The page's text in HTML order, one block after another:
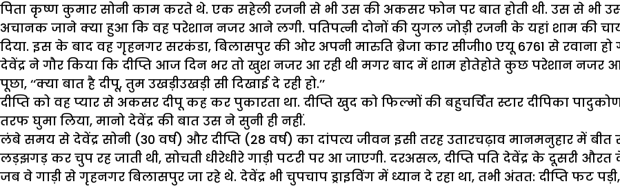
पिता कृष्ण कुमार सोनी काम करते थे. एक सहेली रजनी से भी उस की अकसर फोन पर बात होती थी. उस से भी
अचानक जाने क्या हुआ कि वह परेशान नजर आने लगी. पतिपत्नी दोनों की युगल जोड़ी रजनी के यहां शाम की
दिया. इस के बाद वह गृहनगर सरकंडा, बिलासपुर की ओर अपनी मारुति ब्रेजा कार सीजी10 एयू 6761 से रवाना हो
देवेंद्र ने गौर किया कि दीप्ति आज दिन भर तो खुश नजर आ रही थी मगर बाद में शाम होतेहोते कुछ परेशान
पूछा, ‘‘क्या बात है दीपू, तुम उखड़ीउखड़ी सी दिखाई दे रही हो.’’
दीप्ति को वह प्यार से अकसर दीपू कह कर पुकारता था. दीप्ति खुद को फिल्मों की बहुचर्चित स्टार दीपिका
तरफ घुमा लिया, मानो देवेंद्र की बात उस ने सुनी ही नहीं.
लंबे समय से देवेंद्र सोनी (30 वर्ष) और दीप्ति (28 वर्ष) का दांपत्य जीवन इसी तरह उतारचढ़ाव मानमनुहार में बीत
लड़झगड़ कर चुप रह जाती थी, सोचती धीरेधीरे गाड़ी पटरी पर आ जाएगी. दरअसल, दीप्ति पति देवेंद्र के दूसरी
जब वे गाड़ी से गृहनगर बिलासपुर जा रहे थे. देवेंद्र भी चुपचाप ड्राइविंग में ध्यान दे रहा था, तभी अंतत: दीप्ति फट